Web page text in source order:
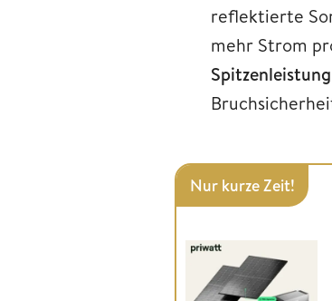
reflektierte
mehr Strom
Nur kurze Zeit!